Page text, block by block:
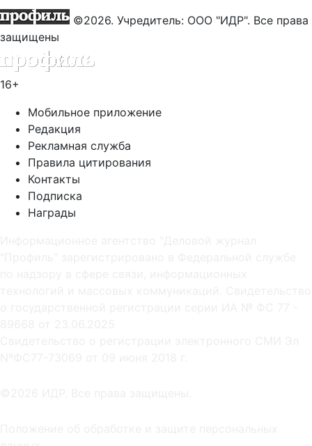
©2026. Учредитель: ООО "ИДР". Все права
защищены
16+
Мобильное приложение
Редакция
Рекламная служба
Правила цитирования
Контакты
Подписка
Награды